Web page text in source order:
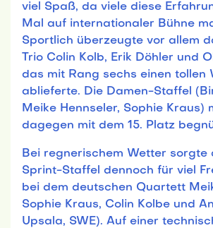
viel Spaß, da viele diese
Mal auf internationaler Bühne
Sportlich überzeugte vor allem
Trio Colin Kolb, Erik Döhler und
das mit Rang sechs einen tollen
ablieferte. Die Damen-Staffel
Meike Hennseler, Sophie Kraus)
dagegen mit dem 15. Platz
Bei regnerischem Wetter sorgte
Sprint-Staffel dennoch für viel
bei dem deutschen Quartett
Sophie Kraus, Colin Kolbe und
Upsala, SWE). Auf einer